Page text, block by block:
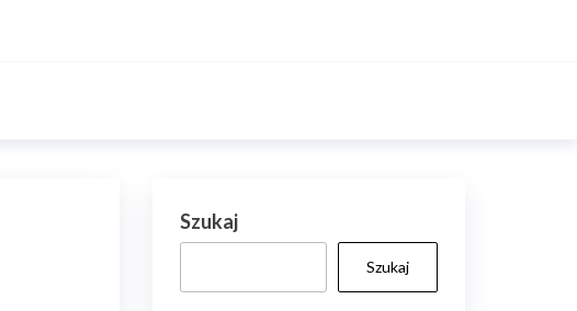
Szukaj
Szukaj